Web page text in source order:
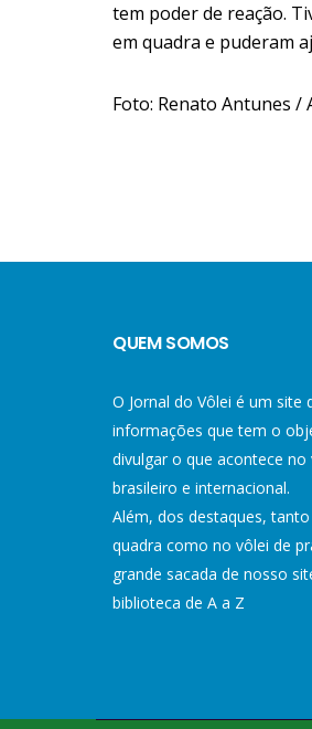
tem poder de reação.
em quadra e puderam
Foto: Renato Antunes /
QUEM SOMOS
O Jornal do Vôlei é um site
informações que tem o
divulgar o que acontece no
brasileiro e internacional.
Além, dos destaques,
quadra como no vôlei de
grande sacada de nosso
biblioteca de A a Z